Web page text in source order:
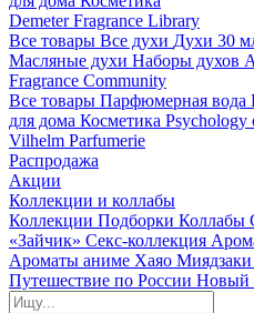
Demeter Fragrance Library
Все товары Все духи Духи 30
Масляные духи Наборы духов
Fragrance Community
Все товары Парфюмерная вода
для дома Косметика Psychology
Vilhelm Parfumerie
Распродажа
Акции
Коллекции и коллабы
Коллекции Подборки Коллабы
«Зайчик» Секс-коллекция
Ароматы аниме Хаяо Миядзаки
Путешествие по России Новый